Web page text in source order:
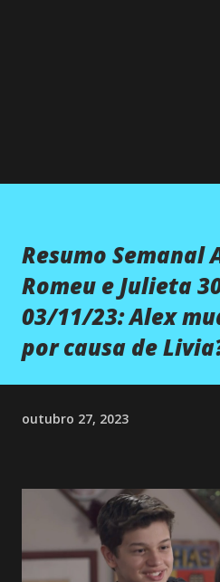
Resumo Semanal
Romeu e Julieta
03/11/23: Alex
por causa de
outubro 27, 2023